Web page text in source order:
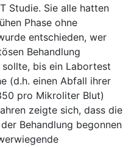
Studie. Sie alle hatten
Phase ohne
entschieden, wer
Behandlung
bis ein Labortest
(d.h. einen Abfall ihrer
pro Mikroliter Blut)
zeigte sich, dass die
Behandlung begonnen